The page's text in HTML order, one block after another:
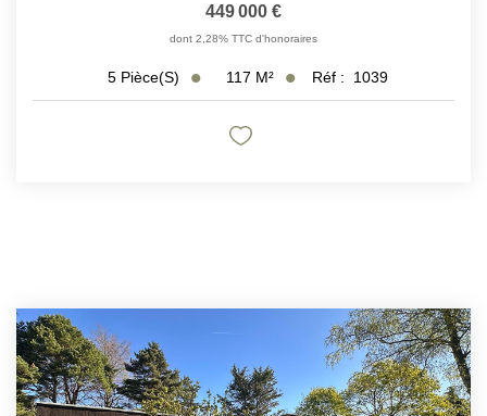
449 000 €
dont 2,28% TTC d'honoraires
5 Pièce(s) 117 M² Réf : 1039